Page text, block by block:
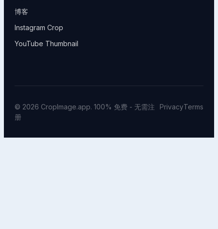
博客
Instagram Crop
YouTube Thumbnail
© 2026 CropImage.app. 100% 免费 - 无需注
册
PrivacyTerms